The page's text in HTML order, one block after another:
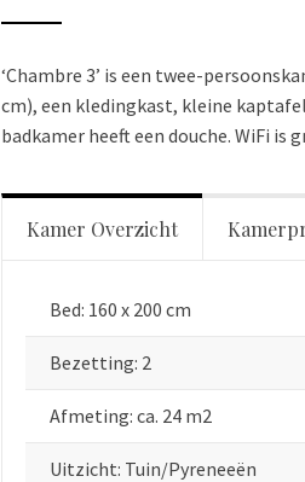
‘Chambre 3’ is een twee-
cm), een kledingkast, kleine
badkamer heeft een douche. WiFi is
Kamer Overzicht
Bed: 160 x 200 cm
Bezetting: 2
Afmeting: ca. 24 m2
Uitzicht: Tuin/Pyreneeën